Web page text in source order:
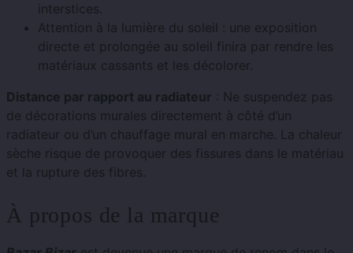
interstices.
Attention à la lumière du soleil : une exposition
directe et prolongée au soleil finira par rendre les
matériaux cassants et les décolorer.
Distance par rapport au radiateur : Ne suspendez pas
de décorations murales directement à côté d’un
radiateur ou d’un chauffage mural en marche. La chaleur
sèche risque de provoquer des fissures dans le matériau
et la rupture des fibres.
À propos de la marque